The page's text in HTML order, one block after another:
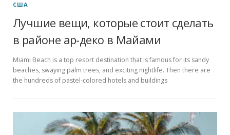
США
Лучшие вещи, которые стоит сделать
в районе ар-деко в Майами
Miami Beach is a top resort destination that is famous for its sandy
beaches, swaying palm trees, and exciting nightlife. Then there are
the hundreds of pastel-colored hotels and buildings